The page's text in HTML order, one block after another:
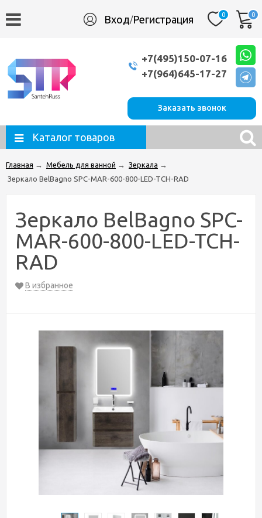
Вход/Регистрация 0 0
+7(495)150-07-16
+7(964)645-17-27
Заказать звонок
Каталог товаров
Главная → Мебель для ванной → Зеркала →
Зеркало BelBagno SPC-MAR-600-800-LED-TCH-RAD
Зеркало BelBagno SPC-
MAR-600-800-LED-TCH-
RAD
В избранное